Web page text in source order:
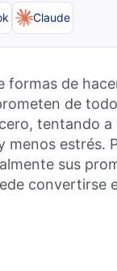
Claude
de
de
tentando
menos estrés.
sus
convertirse